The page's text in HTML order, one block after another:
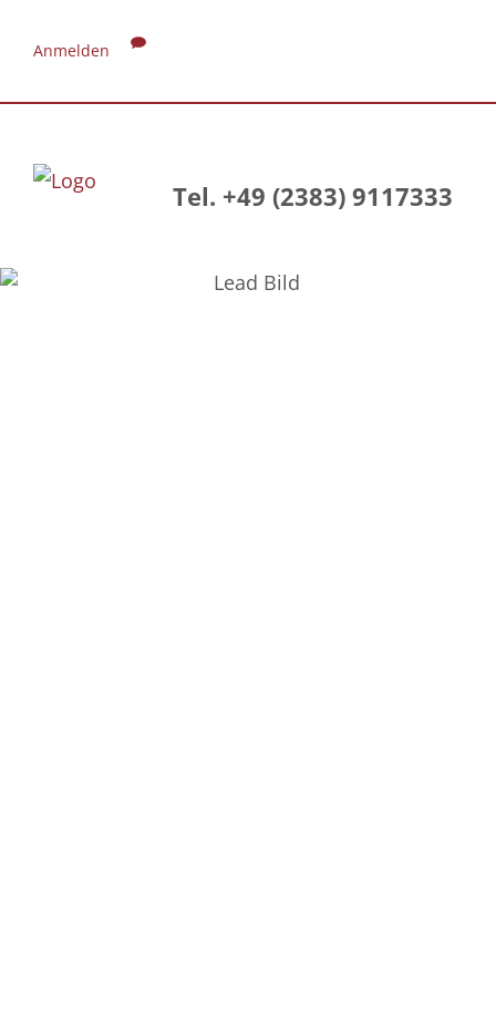
Anmelden
Tel. +49 (2383) 9117333